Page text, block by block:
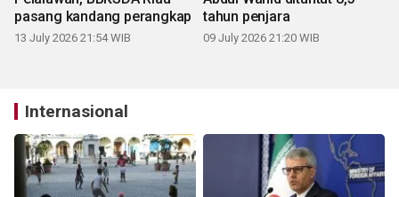
pasang kandang perangkap
13 July 2026 21:54 WIB
tahun penjara
09 July 2026 21:20 WIB
Internasional